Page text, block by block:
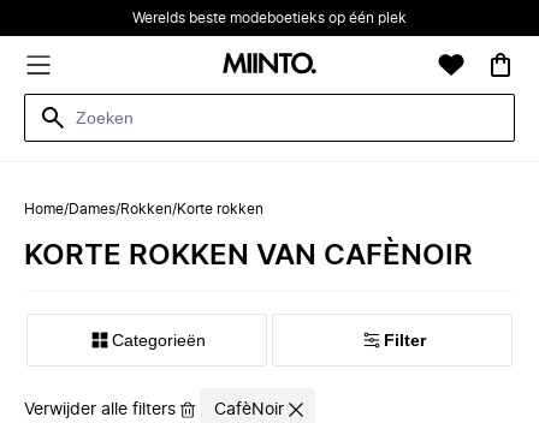
Werelds beste modeboetieks op één plek
Home/Dames/Rokken/Korte rokken
KORTE ROKKEN VAN CAFÈNOIR
Categorieën Filter
Verwijder alle filters CafèNoir